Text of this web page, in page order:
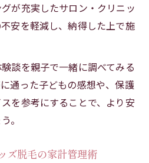
が充実したサロン・クリニッ
安を軽減し、納得した上で施
談を親子で一緒に調べてみる
通った子どもの感想や、保護
を参考にすることで、より安
。
ズ脱毛の家計管理術